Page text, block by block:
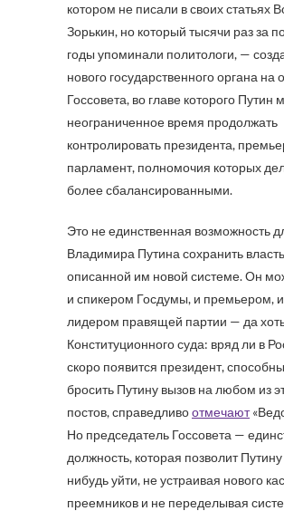
котором не писали в своих статьях
Зорькин, но который тысячи раз за
годы упоминали политологи, —
нового государственного органа на
Госсовета, во главе которого Путин
неограниченное время продолжать
контролировать президента,
парламент, полномочия которых
более сбалансированными.
Это не единственная возможность
Владимира Путина сохранить
описанной им новой системе. Он
и спикером Госдумы, и премьером,
лидером правящей партии — да
Конституционного суда: вряд ли в
скоро появится президент,
бросить Путину вызов на любом из
постов, справедливоотмечают
Но председатель Госсовета —
должность, которая позволит Путину
нибудь уйти, не устраивая нового
преемников и не переделывая